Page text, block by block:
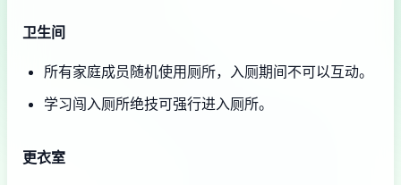
卫生间
所有家庭成员随机使用厕所，入厕期间不可以互动。
学习闯入厕所绝技可强行进入厕所。
更衣室